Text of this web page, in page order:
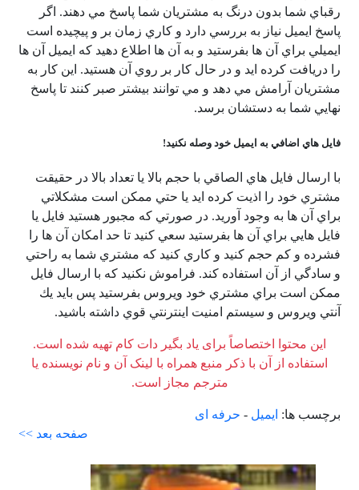
رقباي شما بدون درنگ به مشتريان شما پاسخ مي دهند. اگر
پاسخ ايميل نياز به بررسي دارد و كاري زمان بر و پيچيده است
ايميلي براي آن ها بفرستيد و به آن ها اطلاع دهيد كه ايميل آن ها
را دريافت كرده ايد و در حال كار بر روي آن هستيد. اين كار به
مشتريان آرامش مي دهد و مي توانند بيشتر صبر كنند تا پاسخ
نهايي شما به دستشان برسد.
فايل هاي اضافي به ايميل خود وصله نكنيد!
با ارسال فايل هاي الصاقي با حجم بالا يا تعداد بالا در حقيقت
مشتري خود را اذيت كرده ايد يا حتي ممكن است مشكلاتي
براي آن ها به وجود آوريد. در صورتي كه مجبور هستيد فايل يا
فايل هايي براي آن ها بفرستيد سعي كنيد تا حد امكان آن ها را
فشرده و كم حجم كنيد و كاري كنيد كه مشتري شما به راحتي
و سادگي از آن استفاده كند. فراموش نكنيد كه با ارسال فايل
ممكن است براي مشتري خود ويروس بفرستيد پس بايد يك
آنتي ويروس و سيستم امنيت اينترنتي قوي داشته باشيد.
این محتوا اختصاصاً برای یاد بگیر دات کام تهیه شده است.
استفاده از آن با ذکر منبع همراه با لینک آن و نام نویسنده یا
مترجم مجاز است.
برچسب ها: ایمیل - حرفه ای
صفحه بعد >>